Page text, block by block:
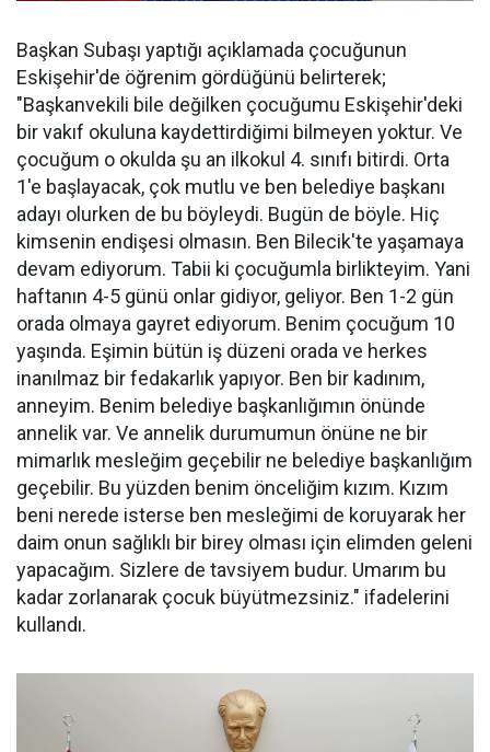
Başkan Subaşı yaptığı açıklamada çocuğunun
Eskişehir'de öğrenim gördüğünü belirterek;
"Başkanvekili bile değilken çocuğumu Eskişehir'deki
bir vakıf okuluna kaydettirdiğimi bilmeyen yoktur. Ve
çocuğum o okulda şu an ilkokul 4. sınıfı bitirdi. Orta
1'e başlayacak, çok mutlu ve ben belediye başkanı
adayı olurken de bu böyleydi. Bugün de böyle. Hiç
kimsenin endişesi olmasın. Ben Bilecik'te yaşamaya
devam ediyorum. Tabii ki çocuğumla birlikteyim. Yani
haftanın 4-5 günü onlar gidiyor, geliyor. Ben 1-2 gün
orada olmaya gayret ediyorum. Benim çocuğum 10
yaşında. Eşimin bütün iş düzeni orada ve herkes
inanılmaz bir fedakarlık yapıyor. Ben bir kadınım,
anneyim. Benim belediye başkanlığımın önünde
annelik var. Ve annelik durumumun önüne ne bir
mimarlık mesleğim geçebilir ne belediye başkanlığım
geçebilir. Bu yüzden benim önceliğim kızım. Kızım
beni nerede isterse ben mesleğimi de koruyarak her
daim onun sağlıklı bir birey olması için elimden geleni
yapacağım. Sizlere de tavsiyem budur. Umarım bu
kadar zorlanarak çocuk büyütmezsiniz." ifadelerini
kullandı.